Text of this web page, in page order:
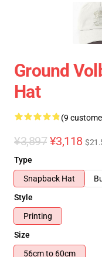
Ground
Hat
(9
¥3,897 ¥3,118
Type
Snapback Hat
Style
Printing
Size
56cm to 60cm